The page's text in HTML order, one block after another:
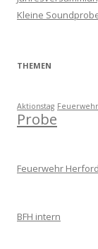
Kleine
THEMEN
Aktionstag Feuerwehr
Probe
Feuerwehr Herford
BFH intern